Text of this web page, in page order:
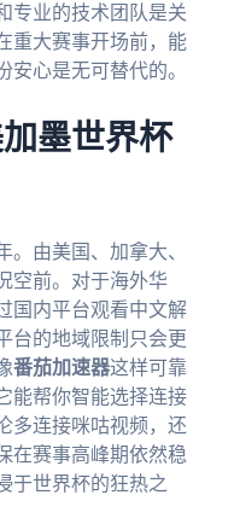
专业的技术团队是关
重大赛事开场前，能
心是无可替代的。
墨世界杯
。由美国、加拿大、
空前。对于海外华
国内平台观看中文解
台的地域限制只会更
番茄加速器这样可靠
能帮你智能选择连接
多连接咪咕视频，还
在赛事高峰期依然稳
于世界杯的狂热之